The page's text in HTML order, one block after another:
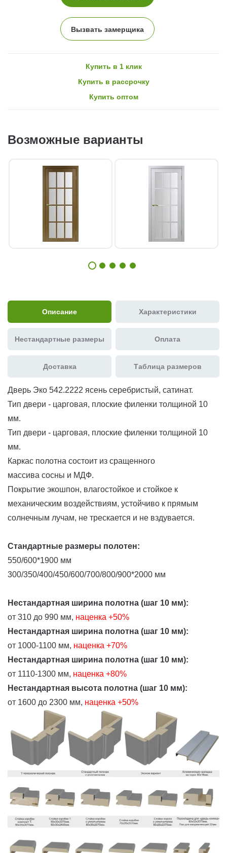
Вызвать замерщика
Купить в 1 клик
Купить в рассрочку
Купить оптом
Возможные варианты
Описание Характеристики
Нестандартные размеры Оплата
Доставка Таблица размеров
Дверь Эко 542.2222 ясень серебристый, сатинат.
Тип двери - царговая, плоские филенки толщиной 10
мм.
Тип двери - царговая, плоские филенки толщиной 10
мм.
Каркас полотна состоит из сращенного
массива сосны и МДФ.
Покрытие экошпон, влагостойкое и стойкое к
механическим воздействиям, устойчиво к прямым
солнечным лучам, не трескается и не вздувается.
Стандартные размеры полотен:
550/600*1900 мм
300/350/400/450/600/700/800/900*2000 мм
Нестандартная ширина полотна (шаг 10 мм):
от 310 до 990 мм, наценка +50%
Нестандартная ширина полотна (шаг 10 мм):
от 1000-1100 мм, наценка +70%
Нестандартная ширина полотна (шаг 10 мм):
от 1110-1300 мм, наценка +80%
Нестандартная высота полотна (шаг 10 мм):
от 1600 до 2300 мм, наценка +50%